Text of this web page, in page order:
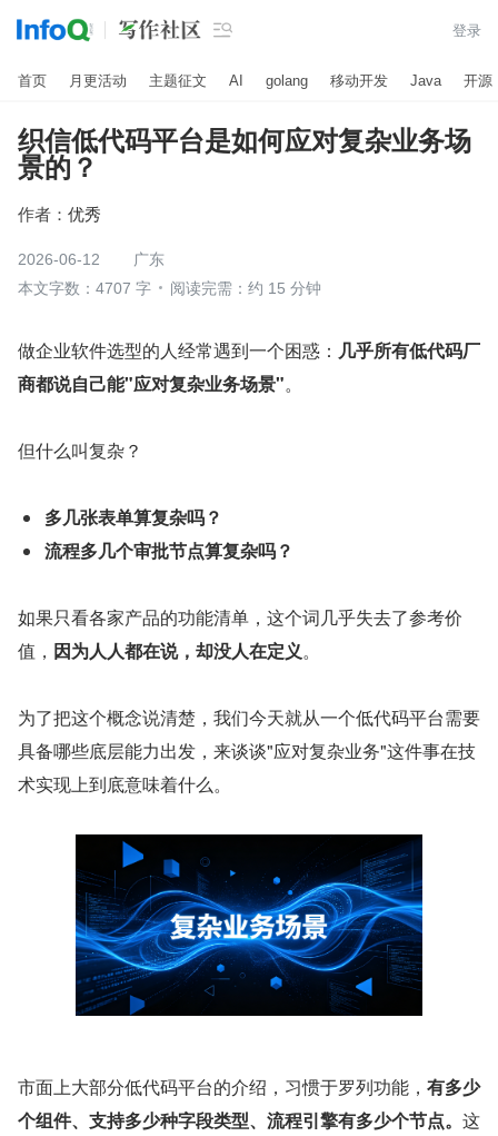
 登录
首页 月更活动 主题征文 AI golang 移动开发 Java 开源
织信低代码平台是如何应对复杂业务场
景的？
作者： 优秀
2026-06-12
广东
本文字数：4707 字
阅读完需：约 15 分钟
做企业软件选型的人经常遇到一个困惑： 几乎所有低代码厂
商都说自己能"应对复杂业务场景"。
但什么叫复杂？
多几张表单算复杂吗？
流程多几个审批节点算复杂吗？
如果只看各家产品的功能清单，这个词几乎失去了参考价
值， 因为人人都在说，却没人在定义。
为了把这个概念说清楚，我们今天就从一个低代码平台需要
具备哪些底层能力出发，来谈谈"应对复杂业务"这件事在技
术实现上到底意味着什么。
市面上大部分低代码平台的介绍，习惯于罗列功能， 有多少
个组件、支持多少种字段类型、流程引擎有多少个节点。 这